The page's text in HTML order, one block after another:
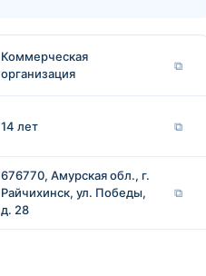
Коммерческая
организация
⧉
14 лет ⧉
676770, Амурская обл., г.
Райчихинск, ул. Победы,
д. 28
⧉